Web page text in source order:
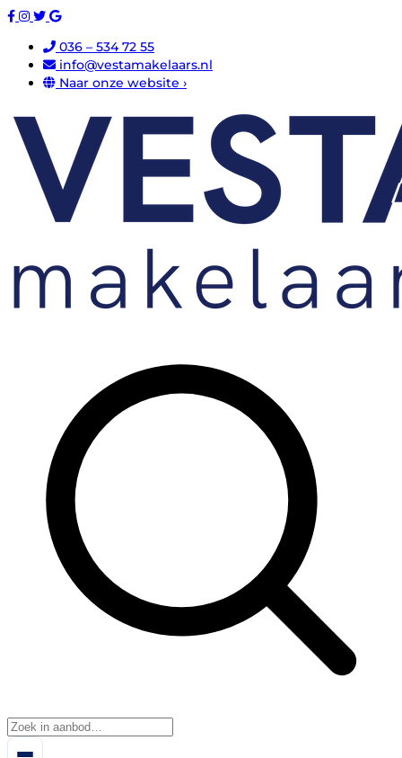
036 – 534 72 55
info@vestamakelaars.nl
Naar onze website ›